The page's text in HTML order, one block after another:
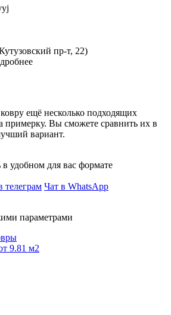
пр-т, 22)
ещё несколько подходящих
примерку. Вы сможете сравнить их в
вариант.
удобном для вас формате
телеграм Чат в WhatsApp
параметрами
9.81 м2